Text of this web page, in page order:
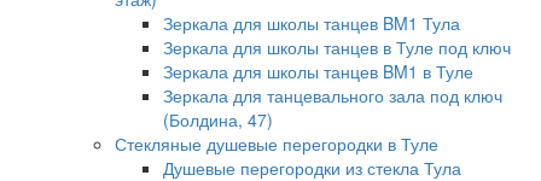
Зеркала для школы танцев BM1 Тула
Зеркала для школы танцев в Туле под ключ
Зеркала для школы танцев BM1 в Туле
Зеркала для танцевального зала под ключ
(Болдина, 47)
Стекляные душевые перегородки в Туле
Душевые перегородки из стекла Тула